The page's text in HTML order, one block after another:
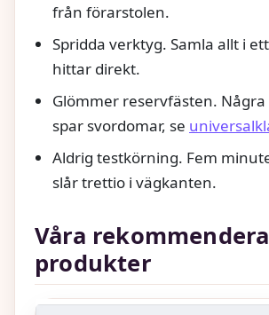
från förarstolen.
Spridda verktyg. Samla allt i
hittar direkt.
Glömmer reservfästen. Några
spar svordomar, se
Aldrig testkörning. Fem
slår trettio i vägkanten.
Våra
produkter